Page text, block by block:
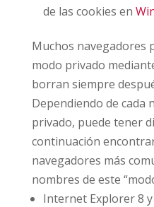
de las cookies en
Muchos navegadores
modo privado
borran siempre
Dependiendo de cada
privado, puede tener
continuación
navegadores más
nombres de este
Internet Explorer 8